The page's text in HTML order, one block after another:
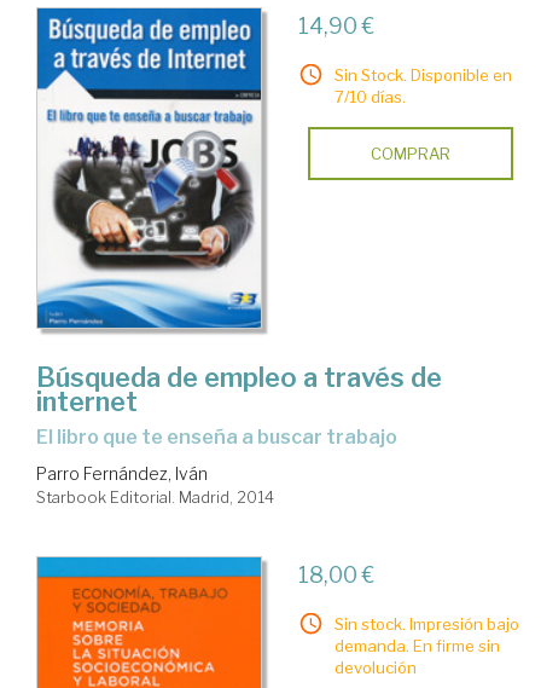
14,90 €
Sin Stock. Disponible en
7/10 días.
COMPRAR
Búsqueda de empleo a través de
internet
el libro que te enseña a buscar trabajo
Parro Fernández, Iván
Starbook Editorial. Madrid, 2014
18,00 €
Sin stock. Impresión bajo
demanda. En firme sin
devolución